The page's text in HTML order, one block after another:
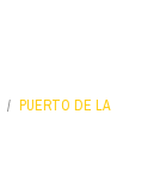
PUERTO DE LA